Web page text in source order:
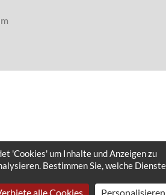
'Cookies' um Inhalte und Anzeigen zu
Bestimmen Sie, welche Dienste
alle Cookies Personalisieren